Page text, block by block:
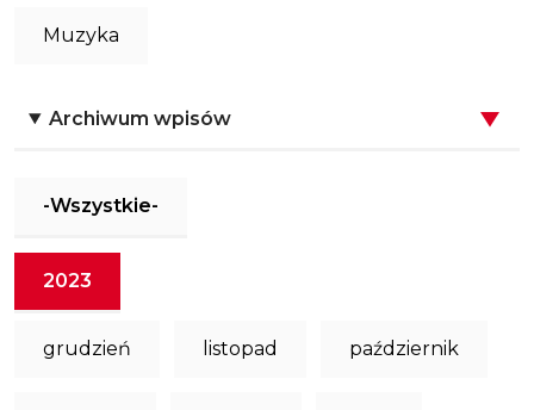
Muzyka
Archiwum wpisów
-Wszystkie-
2023
grudzień listopad październik